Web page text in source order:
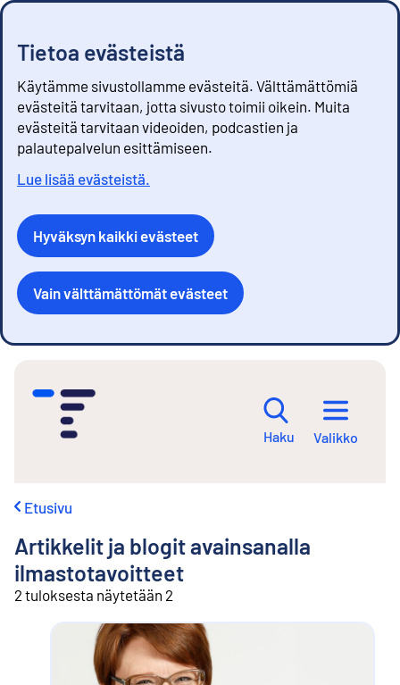
Tietoa evästeistä
Käytämme sivustollamme evästeitä. Välttämättömiä
evästeitä tarvitaan, jotta sivusto toimii oikein. Muita
evästeitä tarvitaan videoiden, podcastien ja
palautepalvelun esittämiseen.
Lue lisää evästeistä.
Hyväksyn kaikki evästeet
Vain välttämättömät evästeet
Haku Valikko
Etusivu
Artikkelit ja blogit avainsanalla
ilmastotavoitteet
2 tuloksesta näytetään 2